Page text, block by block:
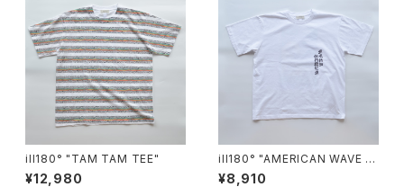
ill180° "TAM TAM TEE"
¥12,980
ill180° "AMERICAN WAVE T
EE"
¥8,910